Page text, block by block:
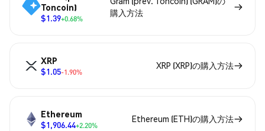
Toncoin)
$1.39+0.68%
購入方法
XRP
$1.05-1.90%
XRP (XRP)の購入方法
Ethereum
$1,906.44+2.20%
Ethereum (ETH)の購入方法